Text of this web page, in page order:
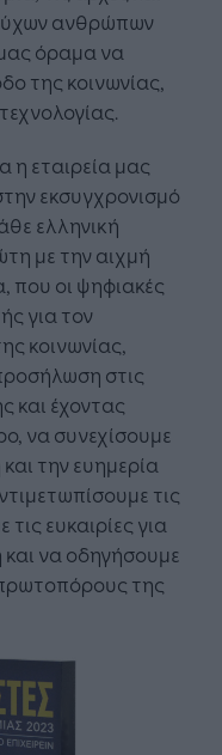
ανθρώπων
όραμα να
της κοινωνίας,
η εταιρεία μας
εκσυγχρονισμό
ελληνική
με την αιχμή
που οι ψηφιακές
για τον
κοινωνίας,
στις
και έχοντας
να συνεχίσουμε
την ευημερία
τις
ευκαιρίες για
να οδηγήσουμε
της